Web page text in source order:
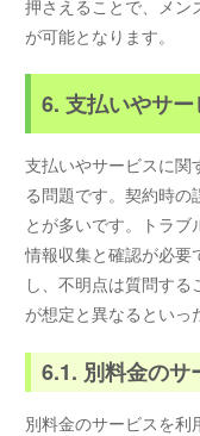
押さえることで、メン
が可能となります。
6. 支払いやサ
支払いやサービスに関
る問題です。契約時の
とが多いです。トラ
情報収集と確認が必要
し、不明点は質問す
が想定と異なるといっ
6.1. 別料金のサ
別料金のサービスを利